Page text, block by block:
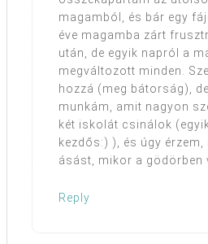
magamból, és bár egy
éve magamba zárt
után, de egyik napról a
megváltozott minden.
hozzá (meg bátorság),
munkám, amit nagyon
két iskolát csinálok
kezdős:) ), és úgy
ásást, mikor a gödörben
Reply